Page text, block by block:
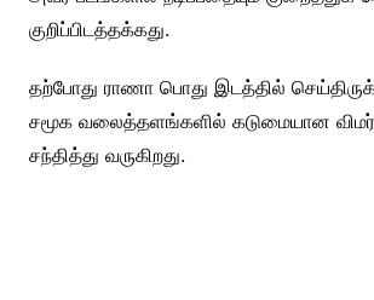
குறிப்பிடத்தக்கது.
தற்போது ராணா பொது இடத்தில்
சமூக வலைத்தளங்களில் கடுமையான
சந்தித்து வருகிறது.